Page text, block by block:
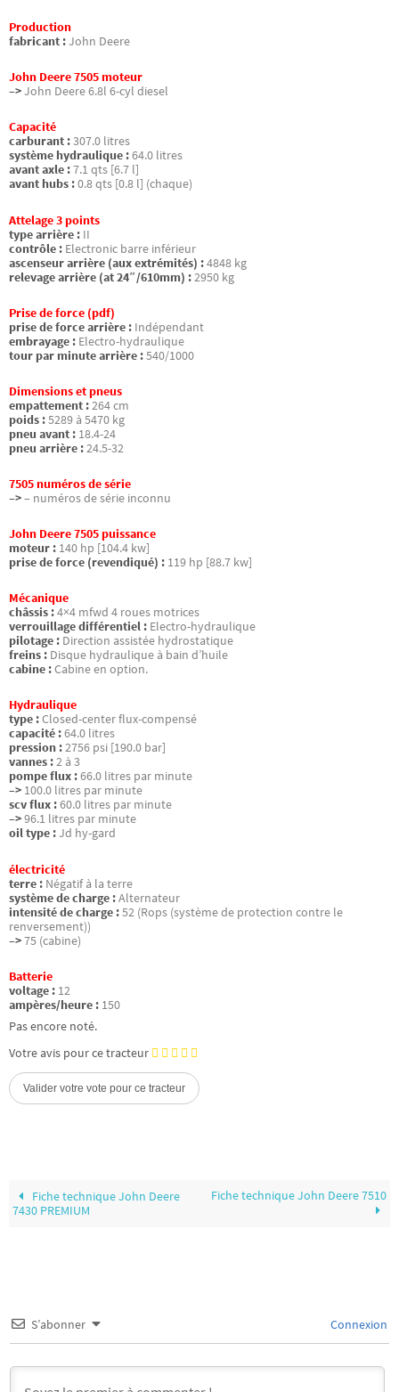
Production
fabricant :John Deere
John Deere 7505 moteur
–>John Deere 6.8l 6-cyl diesel
Capacité
carburant :307.0 litres
système hydraulique :64.0 litres
avant axle :7.1 qts [6.7 l]
avant hubs :0.8 qts [0.8 l] (chaque)
Attelage 3 points
type arrière : II
contrôle : Electronic barre inférieur
ascenseur arrière (aux extrémités) :4848 kg
relevage arrière (at 24″/610mm) :2950 kg
Prise de force (pdf)
prise de force arrière : Indépendant
embrayage : Electro-hydraulique
tour par minute arrière :540/1000
Dimensions et pneus
empattement :264 cm
poids :5289 à 5470 kg
pneu avant : 18.4-24
pneu arrière :24.5-32
7505 numéros de série
–>– numéros de série inconnu
John Deere 7505 puissance
moteur : 140 hp [104.4 kw]
prise de force (revendiqué) : 119 hp [88.7 kw]
Mécanique
châssis :4×4 mfwd 4 roues motrices
verrouillage différentiel : Electro-hydraulique
pilotage : Direction assistée hydrostatique
freins : Disque hydraulique à bain d’huile
cabine :Cabine en option.
Hydraulique
type :Closed-center flux-compensé
capacité :64.0 litres
pression :2756 psi [190.0 bar]
vannes :2 à 3
pompe flux :66.0 litres par minute
–> 100.0 litres par minute
scv flux :60.0 litres par minute
–>96.1 litres par minute
oil type :Jd hy-gard
électricité
terre : Négatif à la terre
système de charge :Alternateur
intensité de charge :52 (Rops (système de protection contre le
renversement))
–>75 (cabine)
Batterie
voltage : 12
ampères/heure : 150
Pas encore noté.
Votre avis pour ce tracteur
Fiche technique John Deere
7430 PREMIUM
Fiche technique John Deere 7510
S’abonner Connexion